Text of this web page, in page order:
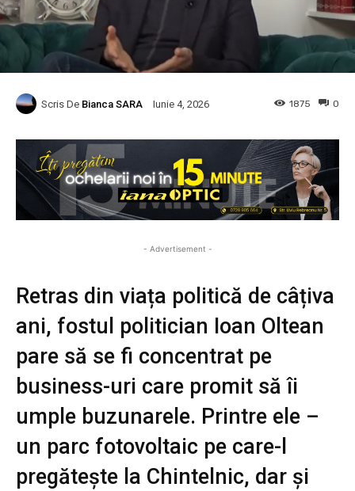
Scris De Bianca SARA Iunie 4, 2026 0
1875
- Advertisement -
Retras din viața politică de câțiva
ani, fostul politician Ioan Oltean
pare să se fi concentrat pe
business-uri care promit să îi
umple buzunarele. Printre ele –
un parc fotovoltaic pe care-l
pregătește la Chintelnic, dar și